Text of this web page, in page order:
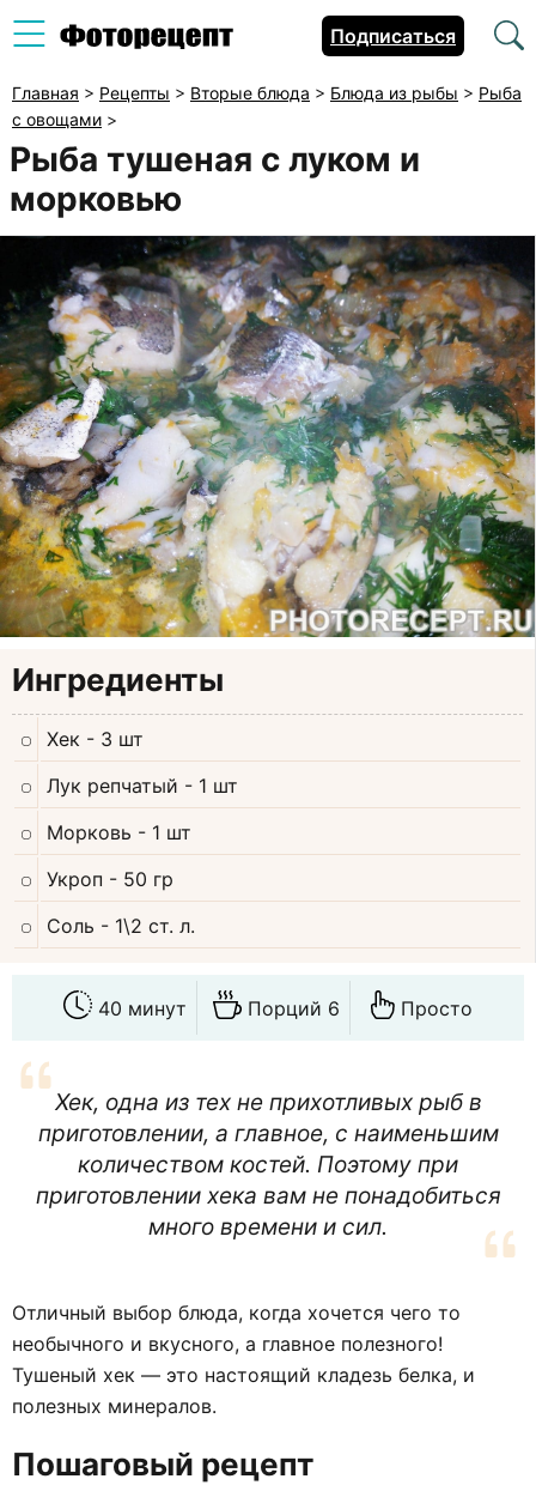
Подписаться
Главная > Рецепты > Вторые блюда > Блюда из рыбы > Рыба
с овощами >
Рыба тушеная с луком и
морковью
Ингредиенты
Хек - 3 шт
Лук репчатый - 1 шт
Морковь - 1 шт
Укроп - 50 гр
Соль - 1\2 ст. л.
40 минут Порций 6 Просто
Хек, одна из тех не прихотливых рыб в
приготовлении, а главное, с наименьшим
количеством костей. Поэтому при
приготовлении хека вам не понадобиться
много времени и сил.
Отличный выбор блюда, когда хочется чего то
необычного и вкусного, а главное полезного!
Тушеный хек — это настоящий кладезь белка, и
полезных минералов.
Пошаговый рецепт